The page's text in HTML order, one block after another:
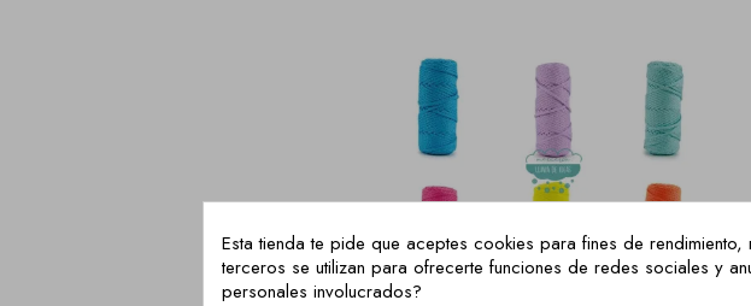
Esta tienda te pide que aceptes cookies para fines de
terceros se utilizan para ofrecerte funciones de redes sociales y
personales involucrados?